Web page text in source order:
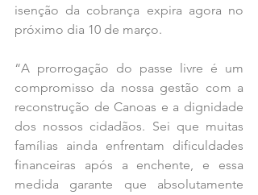
isenção da cobrança expira agora no
próximo dia 10 de março.
“A prorrogação do passe livre é um
compromisso da nossa gestão com a
reconstrução de Canoas e a dignidade
dos nossos cidadãos. Sei que muitas
famílias ainda enfrentam dificuldades
financeiras após a enchente, e essa
medida garante que absolutamente